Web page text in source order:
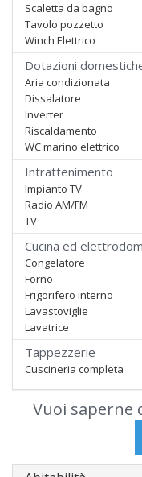
Scaletta da bagno
Tavolo pozzetto
Winch Elettrico
Dotazioni
Aria condizionata
Dissalatore
Inverter
Riscaldamento
WC marino elettrico
Intrattenimento
Impianto TV
Radio AM/FM
TV
Cucina ed
Congelatore
Forno
Frigorifero interno
Lavastoviglie
Lavatrice
Tappezzerie
Cuscineria completa
Vuoi saperne